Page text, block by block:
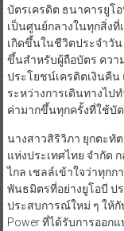
บัตรเครดิต ธนาคารยูโ
เป็นศูนย์กลางในทุกสิ่งที่
เกิดขึ้นในชีวิตประจำวัน
ขึ้นสำหรับผู้ถือบัตร ควา
ประโยชน์เครดิตเงินคืน
ระหว่างการเดินทางไป
ค่ามากขึ้นทุกครั้งที่ใช้บัต
นางสาวสิริวิภา ยุกตะทั
แห่งประเทศไทย จำกัด
ไกล เชลล์เข้าใจว่าทุก
พันธมิตรที่อย่างยูโอบี ป
ประสบการณ์ใหม่ ๆ ให้กั
Power ที่ได้รับการออก